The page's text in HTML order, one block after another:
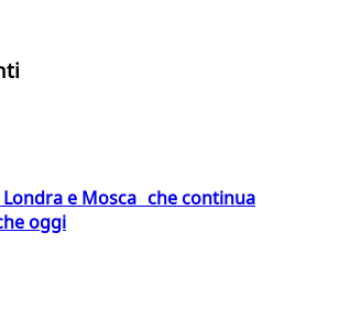
e Mosca che continua
oggi